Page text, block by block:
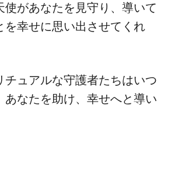
使があなたを見守り、導いて
を幸せに思い出させてくれ
チュアルな守護者たちはいつ
あなたを助け、幸せへと導い